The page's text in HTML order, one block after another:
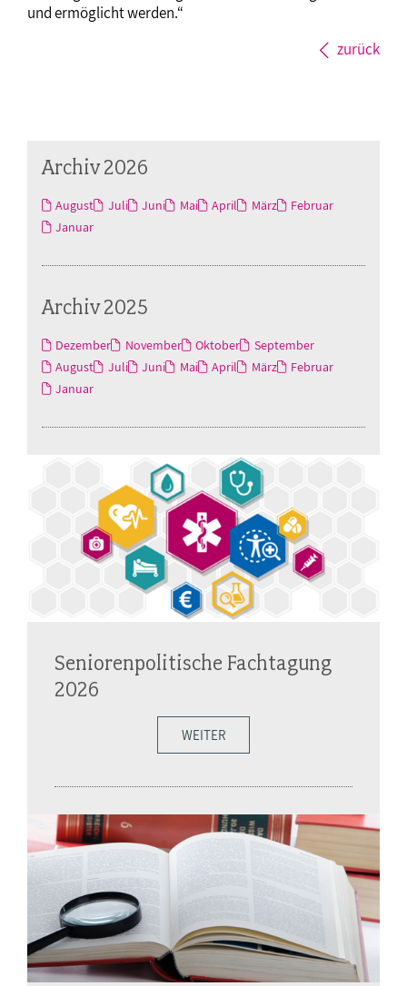
und ermöglicht werden.“
zurück
Archiv 2026
August Juli Juni Mai April März
Februar
Januar
Archiv 2025
Dezember November Oktober
September
August
Juli Juni Mai April März
Februar
Januar
Seniorenpolitische Fachtagung
2026
WEITER